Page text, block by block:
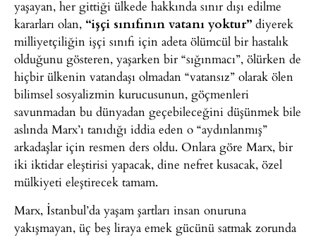
yaşayan, her gittiği ülkede hakkında sınır dışı edilme
kararları olan, “işçi sınıfının vatanı yoktur” diyerek
milliyetçiliğin işçi sınıfı için adeta ölümcül bir hastalık
olduğunu gösteren, yaşarken bir “sığınmacı”, ölürken de
hiçbir ülkenin vatandaşı olmadan “vatansız” olarak ölen
bilimsel sosyalizmin kurucusunun, göçmenleri
savunmadan bu dünyadan geçebileceğini düşünmek bile
aslında Marx’ı tanıdığı iddia eden o “aydınlanmış”
arkadaşlar için resmen ders oldu. Onlara göre Marx, bir
iki iktidar eleştirisi yapacak, dine nefret kusacak, özel
mülkiyeti eleştirecek tamam.
Marx, İstanbul’da yaşam şartları insan onuruna
yakışmayan, üç beş liraya emek gücünü satmak zorunda